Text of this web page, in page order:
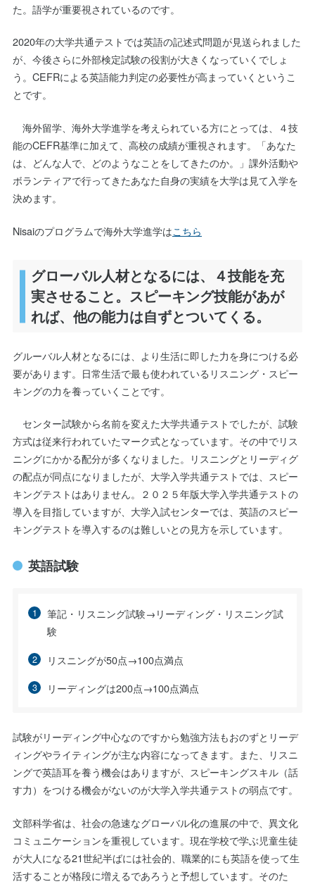
た。語学が重要視されているのです。
2020年の大学共通テストでは英語の記述式問題が見送られました
が、今後さらに外部検定試験の役割が大きくなっていくでしょ
う。CEFRによる英語能力判定の必要性が高まっていくというこ
とです。
海外留学、海外大学進学を考えられている方にとっては、４技
能のCEFR基準に加えて、高校の成績が重視されます。「あなた
は、どんな人で、どのようなことをしてきたのか。」課外活動や
ボランティアで行ってきたあなた自身の実績を大学は見て入学を
決めます。
Nisaiのプログラムで海外大学進学はこちら
グローバル人材となるには、４技能を充
実させること。スピーキング技能があが
れば、他の能力は自ずとついてくる。
グルーバル人材となるには、より生活に即した力を身につける必
要があります。日常生活で最も使われているリスニング・スピー
キングの力を養っていくことです。
センター試験から名前を変えた大学共通テストでしたが、試験
方式は従来行われていたマーク式となっています。その中でリス
ニングにかかる配分が多くなりました。リスニングとリーディグ
の配点が同点になりましたが、大学入学共通テストでは、スピー
キングテストはありません。２０２５年版大学入学共通テストの
導入を目指していますが、大学入試センターでは、英語のスピー
キングテストを導入するのは難しいとの見方を示しています。
英語試験
筆記・リスニング試験→リーディング・リスニング試
験
リスニングが50点→100点満点
リーディングは200点→100点満点
試験がリーディング中心なのですから勉強方法もおのずとリーデ
ィングやライティングが主な内容になってきます。また、リスニ
ングで英語耳を養う機会はありますが、スピーキングスキル（話
す力）をつける機会がないのが大学入学共通テストの弱点です。
文部科学省は、社会の急速なグローバル化の進展の中で、異文化
コミュニケーションを重視しています。現在学校で学ぶ児童生徒
が大人になる21世紀半ばには社会的、職業的にも英語を使って生
活することが格段に増えるであろうと予想しています。そのた